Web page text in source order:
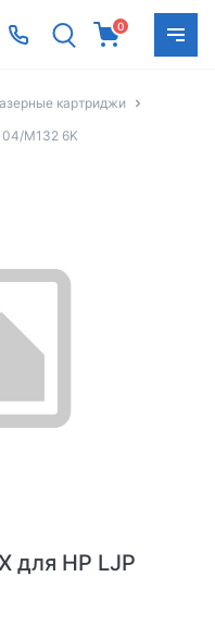
0
картриджи
M132 6K
для HP LJP